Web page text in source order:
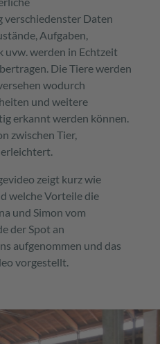
Daten
Aufgaben,
uvw. werden in Echtzeit
Die Tiere werden
wodurch
und weitere
erkannt werden können.
zwischen Tier,
zeigt kurz wie
welche Vorteile die
und Simon vom
der Spot an
aufgenommen und das
vorgestellt.